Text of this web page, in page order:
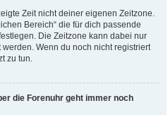
Zeit nicht deiner eigenen Zeitzone.
Bereich“ die für dich passende
Die Zeitzone kann dabei nur
Wenn du noch nicht registriert
zu tun.
die Forenuhr geht immer noch